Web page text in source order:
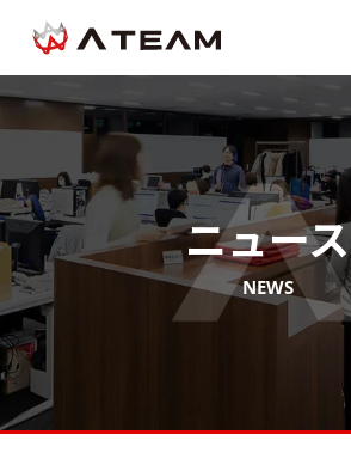
ニュース
NEWS